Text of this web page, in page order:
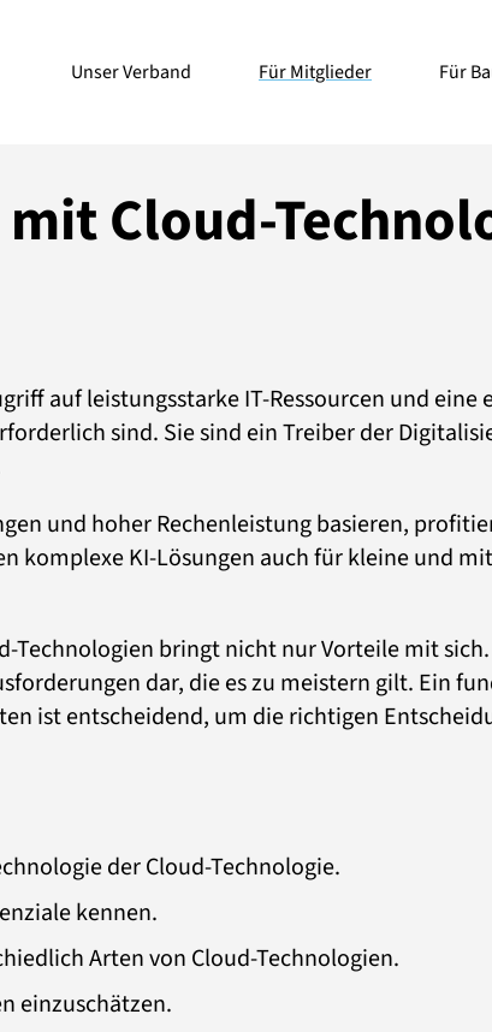
Unser Verband Für Mitglieder Für
Cloud-
auf leistungsstarke IT-Ressourcen und
sind. Sie sind ein Treiber der
und hoher Rechenleistung basieren,
komplexe KI-Lösungen auch für kleine und
Technologien bringt nicht nur Vorteile mit
dar, die es zu meistern gilt. Ein
ist entscheidend, um die richtigen
der Cloud-Technologie.
kennen.
Arten von Cloud-Technologien.
einzuschätzen.